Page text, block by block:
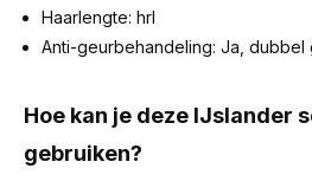
Haarlengte: hrl
Anti-geurbehandeling: Ja, dubbel
Hoe kan je deze IJslander
gebruiken?